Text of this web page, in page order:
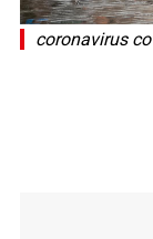
coronavirus